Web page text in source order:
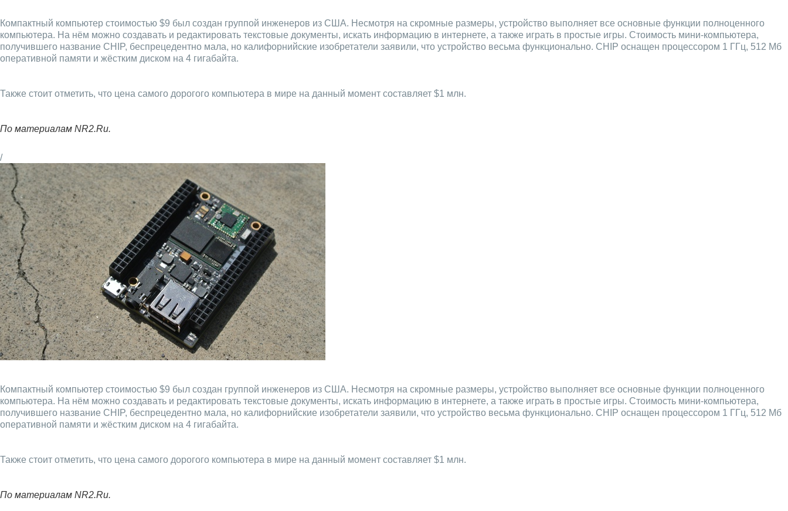
Компактный компьютер стоимостью $9 был создан группой инженеров из США. Несмотря на скромные размеры, устройство выполняет все основные функции полноценного
компьютера. На нём можно создавать и редактировать текстовые документы, искать информацию в интернете, а также играть в простые игры. Стоимость мини-компьютера,
получившего название CHIP, беспрецедентно мала, но калифорнийские изобретатели заявили, что устройство весьма функционально. CHIP оснащен процессором 1 ГГц, 512 Мб
оперативной памяти и жёстким диском на 4 гигабайта.
Также стоит отметить, что цена самого дорогого компьютера в мире на данный момент составляет $1 млн.
По материалам NR2.Ru.
/
Компактный компьютер стоимостью $9 был создан группой инженеров из США. Несмотря на скромные размеры, устройство выполняет все основные функции полноценного
компьютера. На нём можно создавать и редактировать текстовые документы, искать информацию в интернете, а также играть в простые игры. Стоимость мини-компьютера,
получившего название CHIP, беспрецедентно мала, но калифорнийские изобретатели заявили, что устройство весьма функционально. CHIP оснащен процессором 1 ГГц, 512 Мб
оперативной памяти и жёстким диском на 4 гигабайта.
Также стоит отметить, что цена самого дорогого компьютера в мире на данный момент составляет $1 млн.
По материалам NR2.Ru.